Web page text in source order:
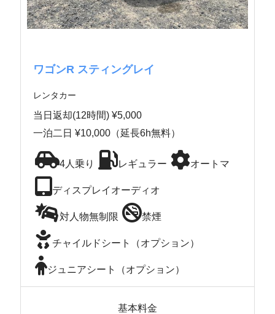
ワゴンR スティングレイ
レンタカー
当日返却(12時間) ¥5,000
一泊二日 ¥10,000（延長6h無料）
4人乗り レギュラー オートマ
ディスプレイオーディオ
対人物無制限 禁煙
チャイルドシート（オプション）
ジュニアシート（オプション）
基本料金